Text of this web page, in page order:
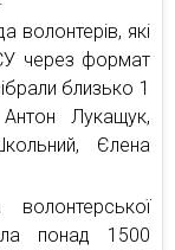
волонтерів, які
через формат
близько 1
Лукащук,
Єлена
понад 1500